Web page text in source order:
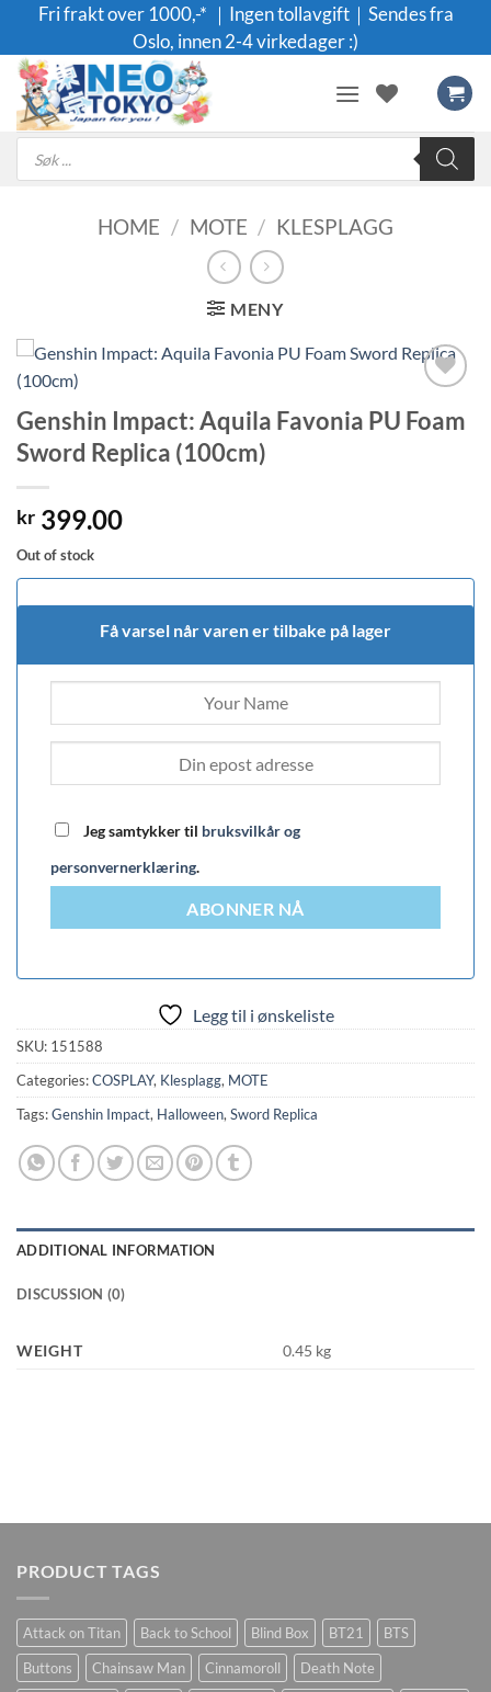
content
Fri frakt over 1000,-* ｜Ingen tollavgift｜Sendes fra
Oslo, innen 2-4 virkedager :)
Products
search
HOME / MOTE / KLESPLAGG
MENY
Legg til i
ønskeliste
Genshin Impact: Aquila Favonia PU Foam
Sword Replica (100cm)
kr 399.00
Out of stock
Få varsel når varen er tilbake på lager
Jeg samtykker til bruksvilkår og
personvernerklæring.
ABONNER NÅ
Legg til i ønskeliste
SKU: 151588
Categories:COSPLAY, Klesplagg, MOTE
Tags:Genshin Impact, Halloween, Sword Replica
ADDITIONAL INFORMATION
DISCUSSION (0)
WEIGHT 0.45 kg
PRODUCT TAGS
Attack on Titan Back to School Blind Box BT21
BTS
Buttons
Chainsaw Man Cinnamoroll
Death Note